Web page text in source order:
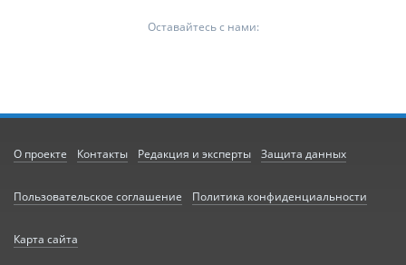
Оставайтесь с нами:
О проекте Контакты Редакция и эксперты Защита данных
Пользовательское соглашение Политика конфиденциальности
Карта сайта